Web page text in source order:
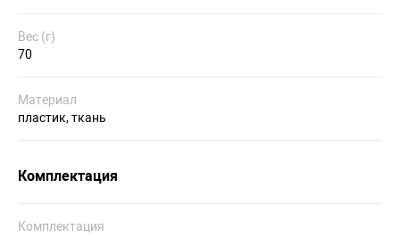
Вес (г)
70
Материал
пластик, ткань
Комплектация
Комплектация